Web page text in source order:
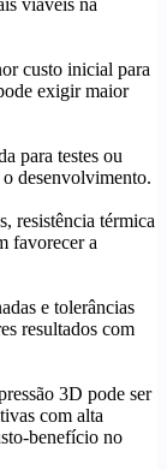
custo inicial para
exigir maior
para testes ou
desenvolvimento.
resistência térmica
favorecer a
e tolerâncias
resultados com
3D pode ser
com alta
benefício no